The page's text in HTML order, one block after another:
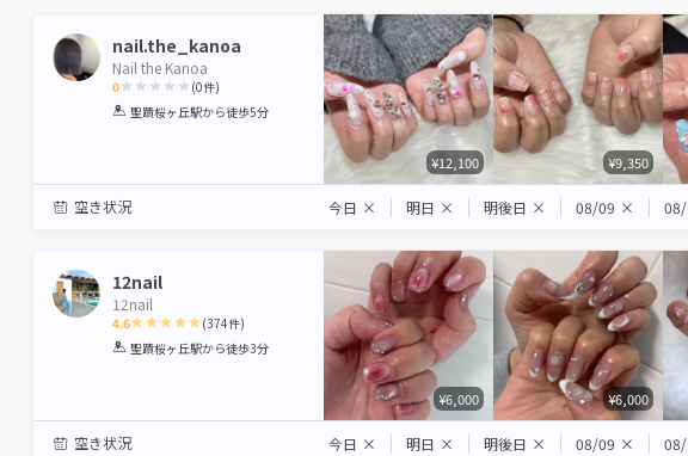
nail.the_kanoa
Nail the Kanoa
0
1 2 3 4 5
(0件)
聖蹟桜ヶ丘駅から徒歩5分
¥12,100 ¥9,350
空き状況 今日 × 明日 × 明後日 × 08/09 ×
12nail
12nail
4.6
1 2 3 4 5
(374件)
聖蹟桜ヶ丘駅から徒歩3分
¥6,000 ¥6,000
空き状況 今日 × 明日 × 明後日 × 08/09 ×